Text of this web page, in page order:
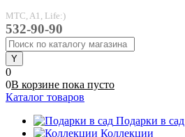
MTC, A1, Life:)
532-90-90
0
0В корзине пока пусто
Каталог товаров
Подарки в сад
Коллекции